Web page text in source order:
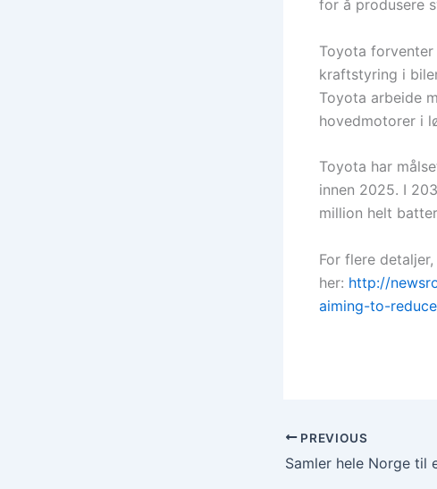
for å produsere
Toyota
kraftstyring i
Toyota arbeide
hovedmotorer i
Toyota har
innen 2025. I
million helt
For flere
her: http://
aiming-to-
PREVIOUS